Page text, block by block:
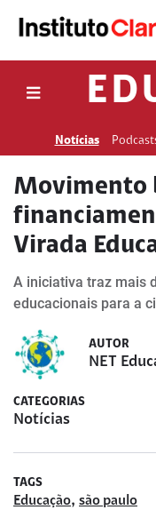
Notícias
Movimento
Virada
A iniciativa traz mais
educacionais para a
AUTOR
NET
CATEGORIAS
Notícias
TAGS
Educação, são paulo